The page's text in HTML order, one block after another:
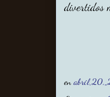
divertidos
enabril 20,